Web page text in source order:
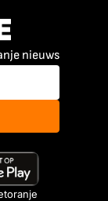
nieuws